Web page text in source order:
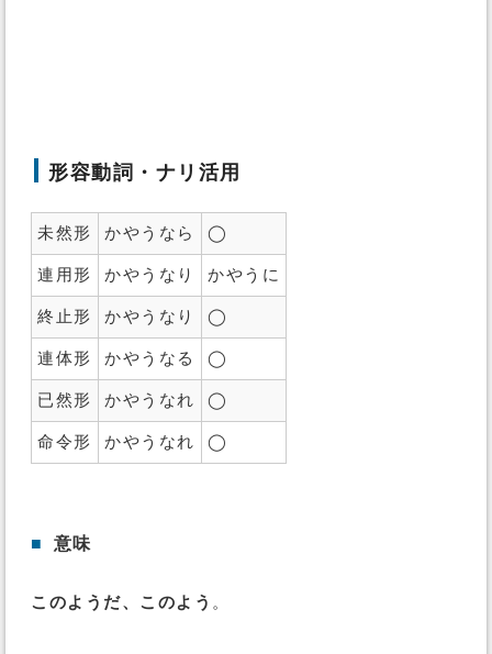
形容動詞・ナリ活用
未然形 かやうなら ◯
連用形 かやうなり かやうに
終止形 かやうなり ◯
連体形 かやうなる ◯
已然形 かやうなれ ◯
命令形 かやうなれ ◯
■ 意味
このようだ、このよう 。